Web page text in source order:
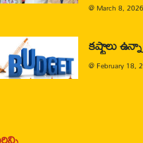
@ March 8,
కష్టాలు
@February 18,